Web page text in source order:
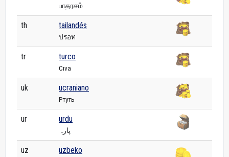
பாதரசம்
th tailandés
ปรอท
tr turco
Cıva
uk ucraniano
Ртуть
ur urdu
پارہ
uz uzbeko